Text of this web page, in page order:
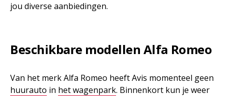
jou diverse aanbiedingen.
Beschikbare modellen Alfa Romeo
Van het merk Alfa Romeo heeft Avis momenteel geen
huurauto in het wagenpark. Binnenkort kun je weer